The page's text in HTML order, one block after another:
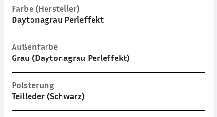
Farbe (Hersteller)
Daytonagrau Perleffekt
Außenfarbe
Grau (Daytonagrau Perleffekt)
Polsterung
Teilleder (Schwarz)